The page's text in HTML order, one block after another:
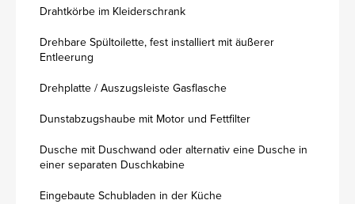
Drahtkörbe im Kleiderschrank
Drehbare Spültoilette, fest installiert mit äußerer
Entleerung
Drehplatte / Auszugsleiste Gasflasche
Dunstabzugshaube mit Motor und Fettfilter
Dusche mit Duschwand oder alternativ eine Dusche in
einer separaten Duschkabine
Eingebaute Schubladen in der Küche